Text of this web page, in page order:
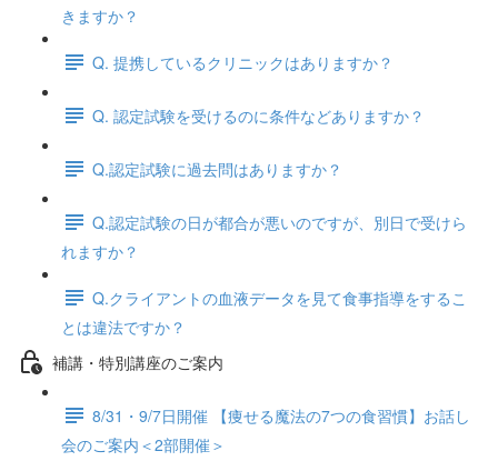
きますか？
Q. 提携しているクリニックはありますか？
Q. 認定試験を受けるのに条件などありますか？
Q.認定試験に過去問はありますか？
Q.認定試験の日が都合が悪いのですが、別日で受けら
れますか？
Q.クライアントの血液データを見て食事指導をするこ
とは違法ですか？
補講・特別講座のご案内
8/31・9/7日開催 【痩せる魔法の7つの食習慣】お話し
会のご案内＜2部開催＞